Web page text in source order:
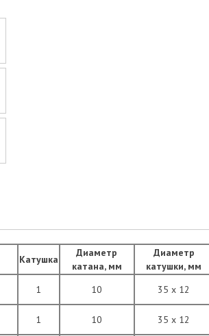
Катушка
Диаметр
катана, мм
Диаметр
катушки, мм
1 10 35 x 12
1 10 35 x 12